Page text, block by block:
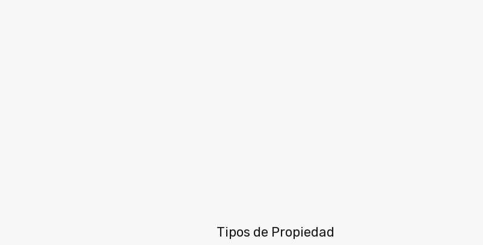
Tipos de Propiedad